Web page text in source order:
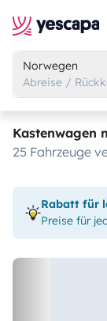
Norwegen
Abreise /
Kastenwagen
25 Fahrzeuge
Rabatt für
Preise für